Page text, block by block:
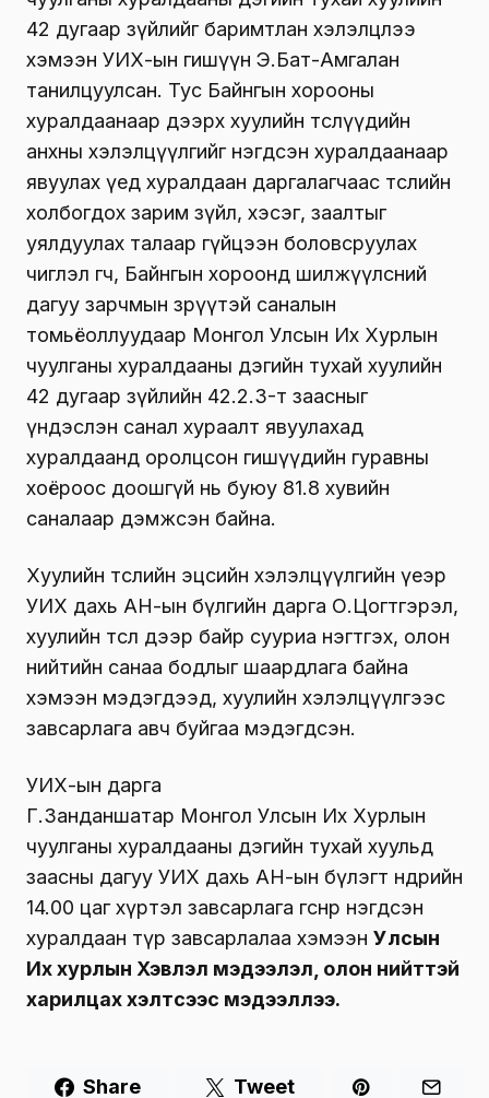
42 дугаар зүйлийг баримтлан хэлэлцлээ
хэмээн УИХ-ын гишүүн Э.Бат-Амгалан
танилцуулсан. Тус Байнгын хорооны
хуралдаанаар дээрх хуулийн төслүүдийн
анхны хэлэлцүүлгийг нэгдсэн хуралдаанаар
явуулах үед хуралдаан даргалагчаас төслийн
холбогдох зарим зүйл, хэсэг, заалтыг
уялдуулах талаар гүйцээн боловсруулах
чиглэл өгч, Байнгын хороонд шилжүүлсний
дагуу зарчмын зөрүүтэй саналын
томьёоллуудаар Монгол Улсын Их Хурлын
чуулганы хуралдааны дэгийн тухай хуулийн
42 дугаар зүйлийн 42.2.3-т заасныг
үндэслэн санал хураалт явуулахад
хуралдаанд оролцсон гишүүдийн гуравны
хоёроос доошгүй нь буюу 81.8 хувийн
саналаар дэмжсэн байна.
Хуулийн төслийн эцсийн хэлэлцүүлгийн үеэр
УИХ дахь АН-ын бүлгийн дарга О.Цогтгэрэл,
хуулийн төсөл дээр байр сууриа нэгтгэх, олон
нийтийн санаа бодлыг шаардлага байна
хэмээн мэдэгдээд, хуулийн хэлэлцүүлгээс
завсарлага авч буйгаа мэдэгдсэн.
УИХ-ын дарга
Г.Занданшатар Монгол Улсын Их Хурлын
чуулганы хуралдааны дэгийн тухай хуульд
заасны дагуу УИХ дахь АН-ын бүлэгт өнөөдрийн
14.00 цаг хүртэл завсарлага өгснөөр нэгдсэн
хуралдаан түр завсарлалаа хэмээн Улсын
Их хурлын Хэвлэл мэдээлэл, олон нийттэй
харилцах хэлтсээс мэдээллээ.
Share Tweet